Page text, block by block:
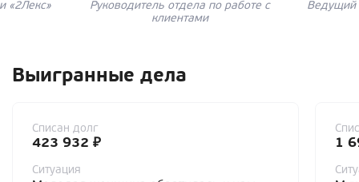
«2Лекс»
Руководитель отдела по работе с
клиентами
Ведущий
Выигранные дела
Списан долг
423 932 ₽
Ситуация
1